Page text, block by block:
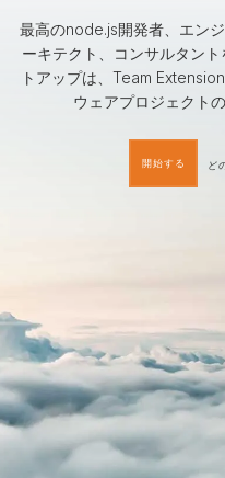
最高のnode.js開発者、エン
ーキテクト、コンサルタン
トアップは、Team
ウェアプロジェクト
開始する ど